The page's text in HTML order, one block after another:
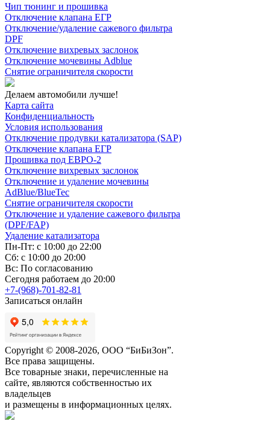
Чип тюнинг и прошивка
Отключение клапана ЕГР
Отключение/удаление сажевого фильтра
DPF
Отключение вихревых заслонок
Отключение мочевины Adblue
Снятие ограничителя скорости
Делаем автомобили лучше!
Карта сайта
Конфиденциальность
Условия использования
Отключение продувки катализатора (SAP)
Отключение клапана ЕГР
Прошивка под ЕВРО-2
Отключение вихревых заслонок
Отключение и удаление мочевины
AdBlue/BlueTec
Снятие ограничителя скорости
Отключение и удаление сажевого фильтра
(DPF/FAP)
Удаление катализатора
Пн-Пт: с 10:00 до 22:00
Сб: с 10:00 до 20:00
Вс: По согласованию
Сегодня работаем до 20:00
+7-(968)-701-82-81
Записаться онлайн
Copyright © 2008-2026, ООО “БиБиЗон”.
Все права защищены.
Все товарные знаки, перечисленные на
сайте, являются собственностью их
владельцев
и размещены в информационных целях.